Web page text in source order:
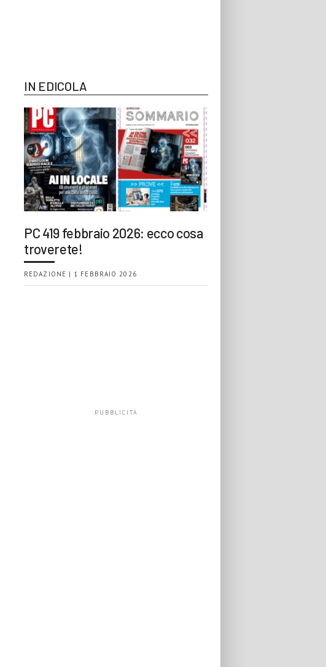
IN EDICOLA
PC 419 febbraio 2026: ecco cosa
troverete!
REDAZIONE | 1 FEBBRAIO 2026